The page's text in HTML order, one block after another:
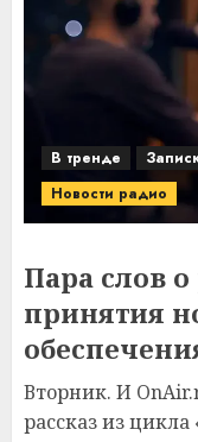
В тренде
Новости радио
Пара слов
принятия
Вторник. И
рассказ из цикла